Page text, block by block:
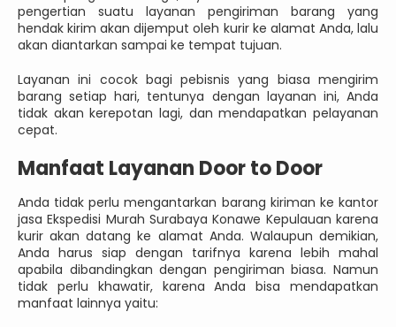
pengertian suatu layanan pengiriman barang yang
hendak kirim akan dijemput oleh kurir ke alamat Anda, lalu
akan diantarkan sampai ke tempat tujuan.
Layanan ini cocok bagi pebisnis yang biasa mengirim
barang setiap hari, tentunya dengan layanan ini, Anda
tidak akan kerepotan lagi, dan mendapatkan pelayanan
cepat.
Manfaat Layanan Door to Door
Anda tidak perlu mengantarkan barang kiriman ke kantor
jasa Ekspedisi Murah Surabaya Konawe Kepulauan karena
kurir akan datang ke alamat Anda. Walaupun demikian,
Anda harus siap dengan tarifnya karena lebih mahal
apabila dibandingkan dengan pengiriman biasa. Namun
tidak perlu khawatir, karena Anda bisa mendapatkan
manfaat lainnya yaitu: